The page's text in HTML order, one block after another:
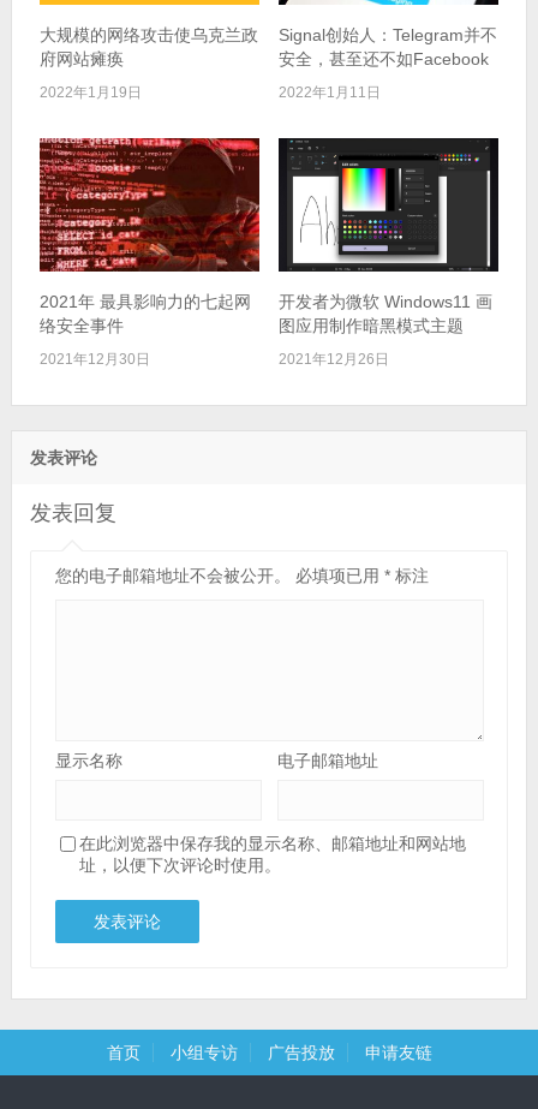
大规模的网络攻击使乌克兰政
府网站瘫痪
2022年1月19日
Signal创始人：Telegram并不
安全，甚至还不如Facebook
2022年1月11日
2021年 最具影响力的七起网
络安全事件
2021年12月30日
开发者为微软 Windows11 画
图应用制作暗黑模式主题
2021年12月26日
发表评论
发表回复
您的电子邮箱地址不会被公开。 必填项已用 *标注
显示名称 电子邮箱地址
在此浏览器中保存我的显示名称、邮箱地址和网站地
址，以便下次评论时使用。
首页 小组专访 广告投放 申请友链